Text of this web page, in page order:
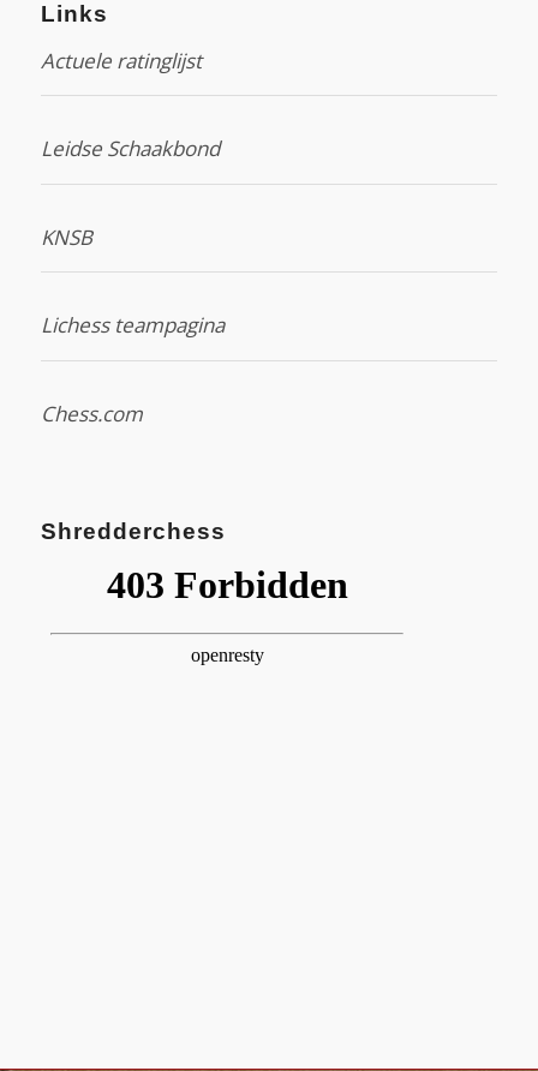
Links
Actuele ratinglijst
Leidse Schaakbond
KNSB
Lichess teampagina
Chess.com
Shredderchess